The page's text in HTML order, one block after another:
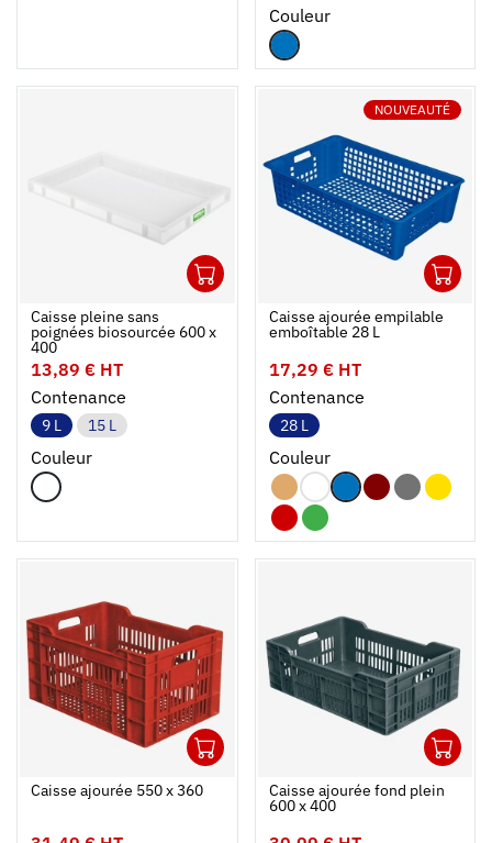
Couleur
Ajouter au panier
Fermer
Caisse pleine sans
poignées biosourcée 600 x
400
13,89 € HT
Contenance
9 L 15 L
Couleur
NOUVEAUTÉ
Ouvrir
Caisse ajourée empilable
emboîtable 28 L
17,29 € HT
Contenance
28 L
Couleur
Ajouter au panier
Caisse ajourée 550 x 360 Caisse ajourée fond plein
600 x 400